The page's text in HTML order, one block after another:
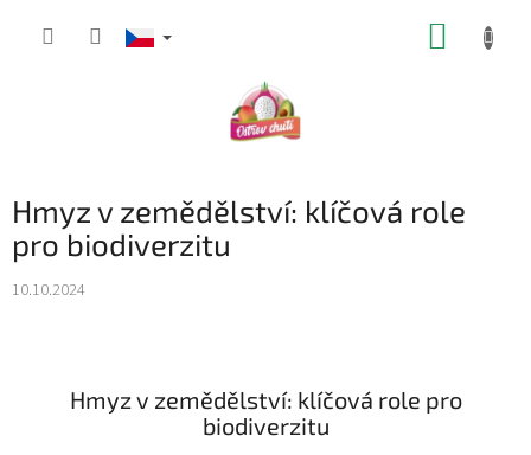
Hmyz v zemědělství: klíčová role
pro biodiverzitu
10.10.2024
Hmyz v zemědělství: klíčová role pro
biodiverzitu